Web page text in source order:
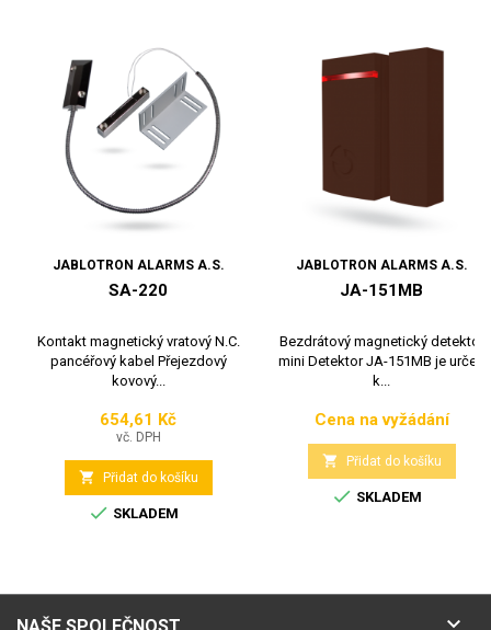
JABLOTRON ALARMS A.S.
SA-220
Kontakt magnetický vratový N.C.
pancéřový kabel Přejezdový
kovový...
Cena
654,61 Kč
vč. DPH
 Přidat do košíku
 SKLADEM
JABLOTRON ALARMS A.S.
JA-151MB
Bezdrátový magnetický detektor
mini Detektor JA-151MB je určen
k...
Cena
Cena na vyžádání
 Přidat do košíku
 SKLADEM